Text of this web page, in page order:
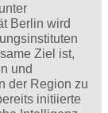
Berlin wird
Ziel ist,
und
der Region zu
initiierte